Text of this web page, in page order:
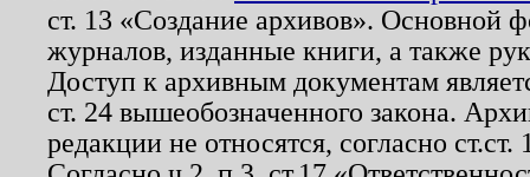
ст. 13 «Создание архивов». Основной
журналов, изданные книги, а также
Доступ к архивным документам
ст. 24 вышеобозначенного закона.
редакции не относятся, согласно